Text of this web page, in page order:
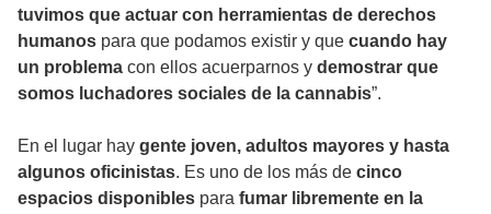
tuvimos que actuar con herramientas de derechos
humanos para que podamos existir y que cuando hay
un problema con ellos acuerparnos y demostrar que
somos luchadores sociales de la cannabis”.
En el lugar hay gente joven, adultos mayores y hasta
algunos oficinistas. Es uno de los más de cinco
espacios disponibles para fumar libremente en la